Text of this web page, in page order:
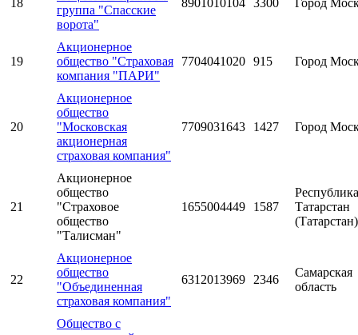
18
группа "Спасские
ворота"
8901010104 3300 Город
19
Акционерное
общество "Страховая
компания "ПАРИ"
7704041020 915 Город
20
Акционерное
общество
"Московская
акционерная
страховая компания"
7709031643 1427 Город
21
Акционерное
общество
"Страховое
общество
"Талисман"
1655004449 1587
Республика
Татарстан
(Татарстан)
22
Акционерное
общество
"Объединенная
страховая компания"
6312013969 2346
Самарская
область
Общество с